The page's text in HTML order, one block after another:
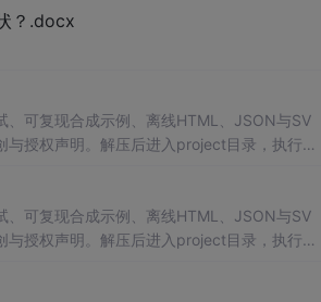
？.docx
可复现合成示例、离线HTML、JSON与SV
授权声明。解压后进入project目录，执行np
审计和课程实践。
可复现合成示例、离线HTML、JSON与SV
授权声明。解压后进入project目录，执行np
审计和课程实践。